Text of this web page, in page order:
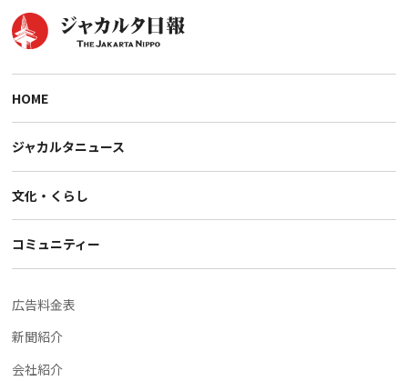
HOME
ジャカルタニュース
文化・くらし
コミュニティー
広告料金表
新聞紹介
会社紹介